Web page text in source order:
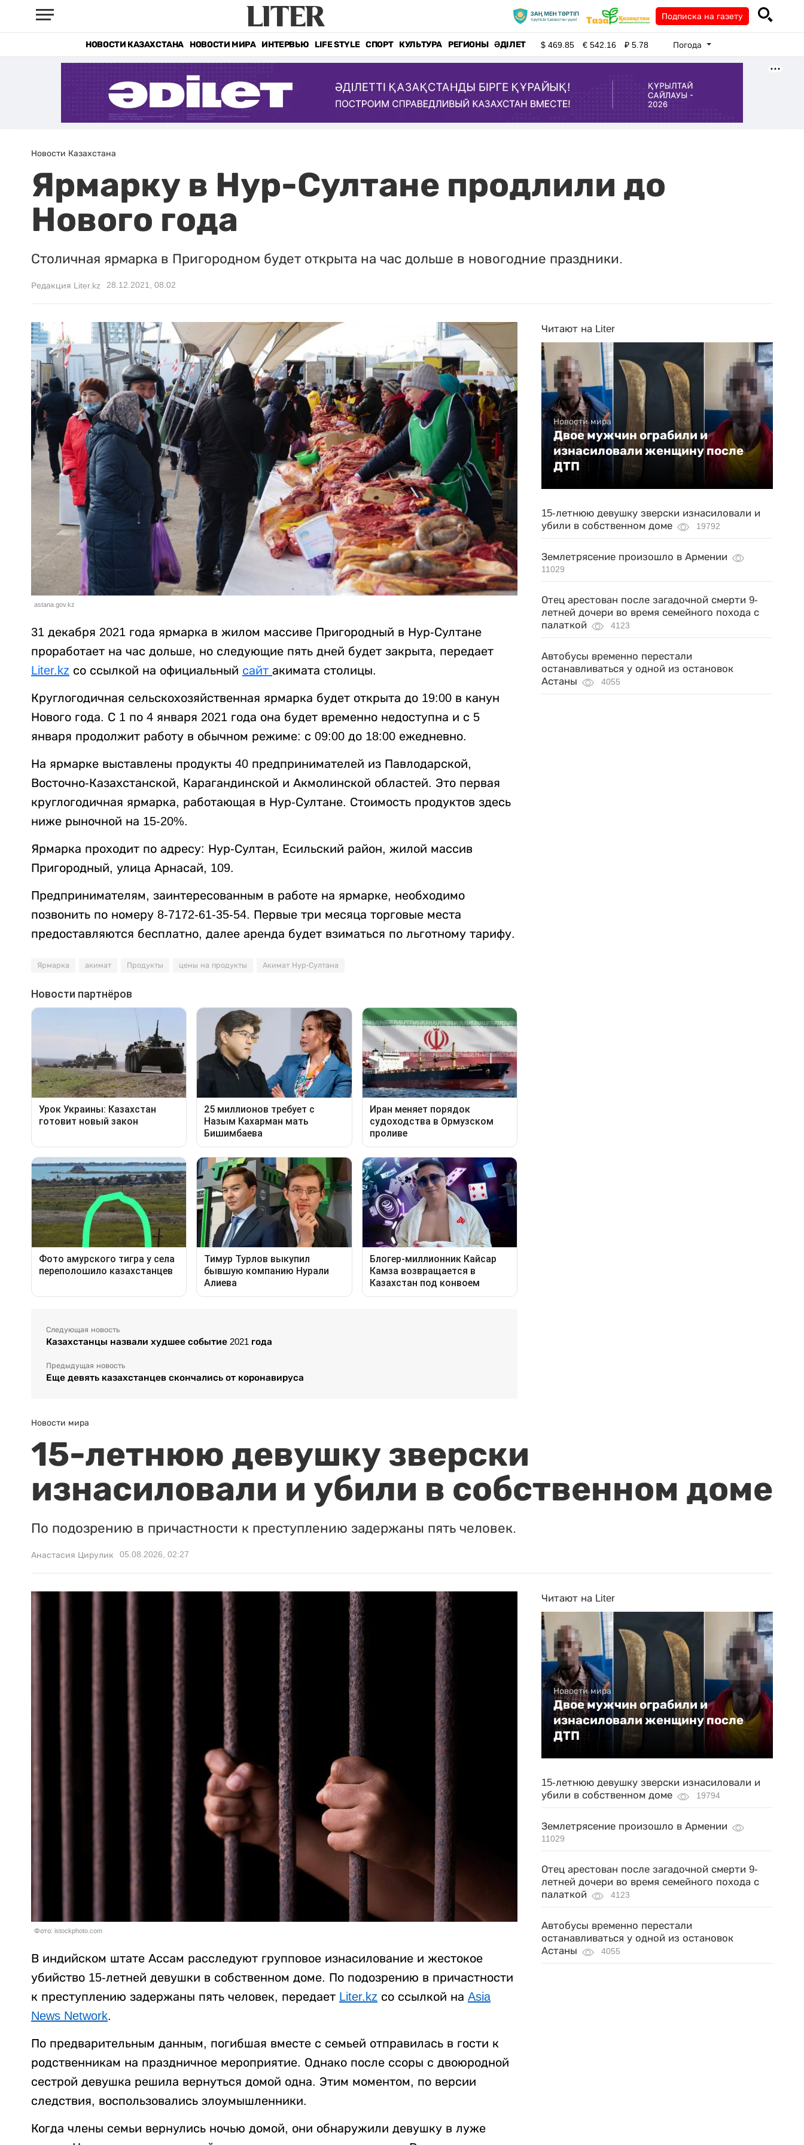
Подписка на газету
НОВОСТИ КАЗАХСТАНА НОВОСТИ МИРА ИНТЕРВЬЮ LIFE STYLE СПОРТ КУЛЬТУРА РЕГИОНЫ ӘДІЛЕТ $469.85 €542.16 ₽5.78 Погода
Новости Казахстана
Ярмарку в Нур-Султане продлили до
Нового года
Столичная ярмарка в Пригородном будет открыта на час дольше в новогодние праздники.
Редакция Liter.kz 28.12.2021, 08:02
astana.gov.kz
31 декабря 2021 года ярмарка в жилом массиве Пригородный в Нур-Султане
проработает на час дольше, но следующие пять дней будет закрыта, передает
Liter.kz со ссылкой на официальный сайт акимата столицы.
Круглогодичная сельскохозяйственная ярмарка будет открыта до 19:00 в канун
Нового года. С 1 по 4 января 2021 года она будет временно недоступна и с 5
января продолжит работу в обычном режиме: с 09:00 до 18:00 ежедневно.
На ярмарке выставлены продукты 40 предпринимателей из Павлодарской,
Восточно-Казахстанской, Карагандинской и Акмолинской областей. Это первая
круглогодичная ярмарка, работающая в Нур-Султане. Стоимость продуктов здесь
ниже рыночной на 15-20%.
Ярмарка проходит по адресу: Нур-Султан, Есильский район, жилой массив
Пригородный, улица Арнасай, 109.
Предпринимателям, заинтересованным в работе на ярмарке, необходимо
позвонить по номеру 8-7172-61-35-54. Первые три месяца торговые места
предоставляются бесплатно, далее аренда будет взиматься по льготному тарифу.
Ярмарка акимат Продукты цены на продукты Акимат Нур-Султана
Следующая новость
Казахстанцы назвали худшее событие 2021 года
Предыдущая новость
Еще девять казахстанцев скончались от коронавируса
Читают на Liter
Новости мира
Двое мужчин ограбили и
изнасиловали женщину после
ДТП
15-летнюю девушку зверски изнасиловали и
убили в собственном доме
19792
Землетрясение произошло в Армении
11029
Отец арестован после загадочной смерти 9-
летней дочери во время семейного похода с
палаткой
4123
Автобусы временно перестали
останавливаться у одной из остановок
Астаны
4055
Новости мира
15-летнюю девушку зверски
изнасиловали и убили в собственном доме
По подозрению в причастности к преступлению задержаны пять человек.
Анастасия Цирулик 05.08.2026, 02:27
Фото: istockphoto.com
В индийском штате Ассам расследуют групповое изнасилование и жестокое
убийство 15-летней девушки в собственном доме. По подозрению в причастности
к преступлению задержаны пять человек, передает Liter.kz со ссылкой на Asia
News Network.
По предварительным данным, погибшая вместе с семьей отправилась в гости к
родственникам на праздничное мероприятие. Однако после ссоры с двоюродной
сестрой девушка решила вернуться домой одна. Этим моментом, по версии
следствия, воспользовались злоумышленники.
Когда члены семьи вернулись ночью домой, они обнаружили девушку в луже
Читают на Liter
Новости мира
Двое мужчин ограбили и
изнасиловали женщину после
ДТП
15-летнюю девушку зверски изнасиловали и
убили в собственном доме
19794
Землетрясение произошло в Армении
11029
Отец арестован после загадочной смерти 9-
летней дочери во время семейного похода с
палаткой
4123
Автобусы временно перестали
останавливаться у одной из остановок
Астаны
4055